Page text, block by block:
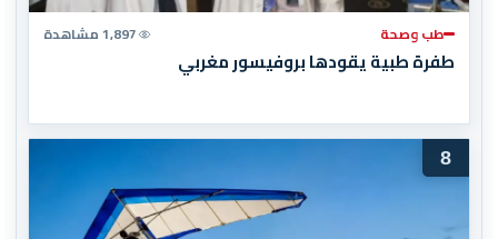
طب وصحة 1,897 مشاهدة
طفرة طبية يقودها بروفيسور مغربي
8